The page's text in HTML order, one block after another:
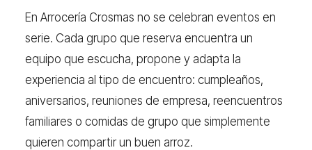
En Arrocería Crosmas no se celebran eventos en
serie. Cada grupo que reserva encuentra un
equipo que escucha, propone y adapta la
experiencia al tipo de encuentro: cumpleaños,
aniversarios, reuniones de empresa, reencuentros
familiares o comidas de grupo que simplemente
quieren compartir un buen arroz.